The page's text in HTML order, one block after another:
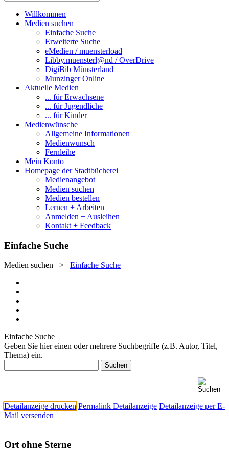
Willkommen
Medien suchen
Einfache Suche
Erweiterte Suche
eMedien / muensterload
Libby.muensterl@nd / OverDrive
DigiBib Münsterland
Munzinger Online
Aktuelle Medien
... für Erwachsene
... für Jugendliche
... für Kinder
Medienwünsche
Allgemeine Informationen
Medienwunsch
Fernleihe
Mein Konto
Homepage der Stadtbücherei
Medienangebot
Medien suchen
Medien bestellen
Lernen + Arbeiten
Anmelden + Ausleihen
Kontakt + Feedback
Einfache Suche
Medien suchen > Einfache Suche
Einfache Suche
Geben Sie hier einen oder mehrere Suchbegriffe (z.B. Autor, Titel,
Thema) ein.
Detailanzeige drucken Permalink Detailanzeige Detailanzeige per E-
Mail versenden
Ort ohne Sterne